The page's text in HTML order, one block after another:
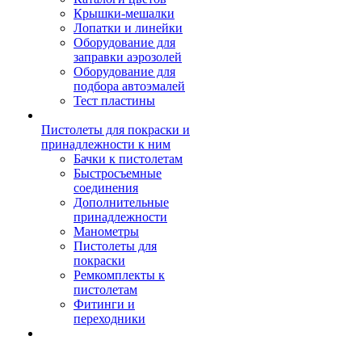
Крышки-мешалки
Лопатки и линейки
Оборудование для
заправки аэрозолей
Оборудование для
подбора автоэмалей
Тест пластины
Пистолеты для покраски и
принадлежности к ним
Бачки к пистолетам
Быстросъемные
соединения
Дополнительные
принадлежности
Манометры
Пистолеты для
покраски
Ремкомплекты к
пистолетам
Фитинги и
переходники